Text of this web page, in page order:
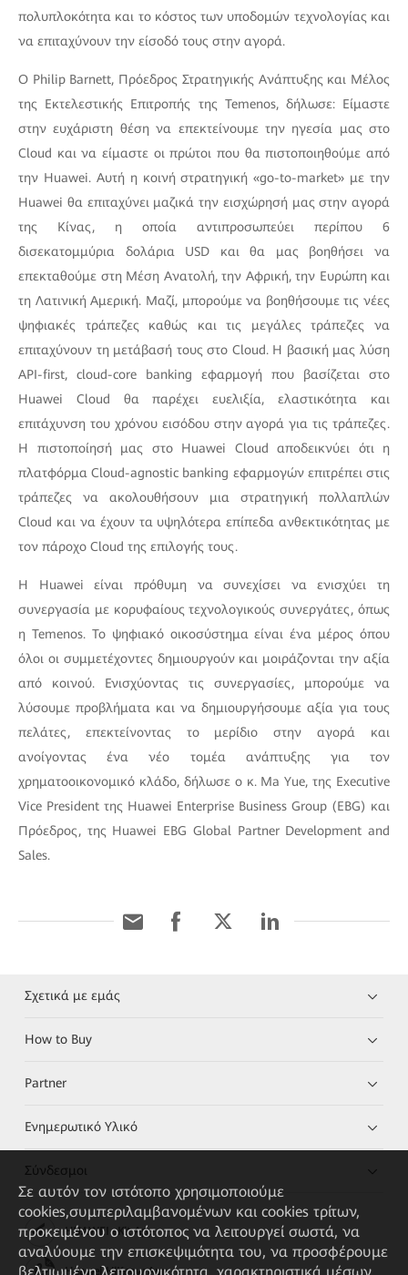
πολυπλοκότητα και το κόστος των υποδομών τεχνολογίας και
να επιταχύνουν την είσοδό τους στην αγορά.
Ο Philip Barnett, Πρόεδρος Στρατηγικής Ανάπτυξης και Μέλος
της Εκτελεστικής Επιτροπής της Temenos, δήλωσε: Είμαστε
στην ευχάριστη θέση να επεκτείνουμε την ηγεσία μας στο
Cloud και να είμαστε οι πρώτοι που θα πιστοποιηθούμε από
την Huawei. Αυτή η κοινή στρατηγική «go-to-market» με την
Huawei θα επιταχύνει μαζικά την εισχώρησή μας στην αγορά
της Κίνας, η οποία αντιπροσωπεύει περίπου 6
δισεκατομμύρια δολάρια USD και θα μας βοηθήσει να
επεκταθούμε στη Μέση Ανατολή, την Αφρική, την Ευρώπη και
τη Λατινική Αμερική. Μαζί, μπορούμε να βοηθήσουμε τις νέες
ψηφιακές τράπεζες καθώς και τις μεγάλες τράπεζες να
επιταχύνουν τη μετάβασή τους στο Cloud. Η βασική μας λύση
API-first, cloud-core banking εφαρμογή που βασίζεται στο
Huawei Cloud θα παρέχει ευελιξία, ελαστικότητα και
επιτάχυνση του χρόνου εισόδου στην αγορά για τις τράπεζες.
Η πιστοποίησή μας στο Huawei Cloud αποδεικνύει ότι η
πλατφόρμα Cloud-agnostic banking εφαρμογών επιτρέπει στις
τράπεζες να ακολουθήσουν μια στρατηγική πολλαπλών
Cloud και να έχουν τα υψηλότερα επίπεδα ανθεκτικότητας με
τον πάροχο Cloud της επιλογής τους.
Η Huawei είναι πρόθυμη να συνεχίσει να ενισχύει τη
συνεργασία με κορυφαίους τεχνολογικούς συνεργάτες, όπως
η Temenos. Το ψηφιακό οικοσύστημα είναι ένα μέρος όπου
όλοι οι συμμετέχοντες δημιουργούν και μοιράζονται την αξία
από κοινού. Ενισχύοντας τις συνεργασίες, μπορούμε να
λύσουμε προβλήματα και να δημιουργήσουμε αξία για τους
πελάτες, επεκτείνοντας το μερίδιο στην αγορά και
ανοίγοντας ένα νέο τομέα ανάπτυξης για τον
χρηματοοικονομικό κλάδο, δήλωσε ο κ. Ma Yue, της Executive
Vice President της Huawei Enterprise Business Group (EBG) και
Πρόεδρος, της Huawei EBG Global Partner Development and
Sales.
Σχετικά με εμάς
How to Buy
Partner
Ενημερωτικό Υλικό
Σύνδεσμοι
HUAWEI eKit App
Huawei HiKnow App
Σε αυτόν τον ιστότοπο χρησιμοποιούμε
cookies,συμπεριλαμβανομένων και cookies τρίτων,
προκειμένου ο ιστότοπος να λειτουργεί σωστά, να
αναλύουμε την επισκεψιμότητα του, να προσφέρουμε